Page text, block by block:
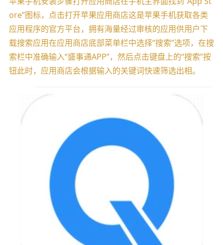
ore”图标，点击打开苹果应用商店这是苹果手机获取各类
应用程序的官方平台，拥有海量经过审核的应用供用户下
载搜索应用在应用商店底部菜单栏中选择“搜索”选项，在搜
索栏中准确输入“盛事通APP”，然后点击键盘上的“搜索”按
钮此时，应用商店会根据输入的关键词快速筛选出相。